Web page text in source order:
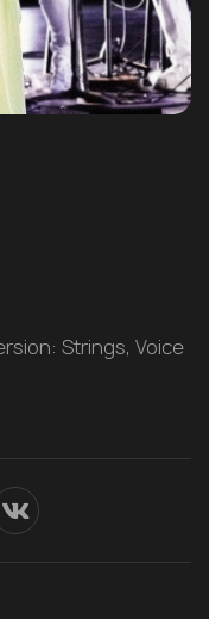
Strings, Voice